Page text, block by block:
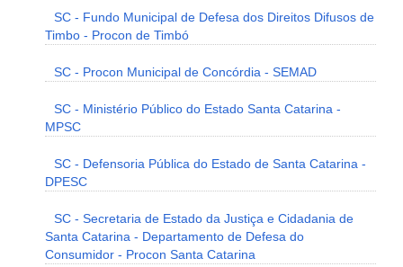
SC - Fundo Municipal de Defesa dos Direitos Difusos de
Timbo - Procon de Timbó
SC - Procon Municipal de Concórdia - SEMAD
SC - Ministério Público do Estado Santa Catarina -
MPSC
SC - Defensoria Pública do Estado de Santa Catarina -
DPESC
SC - Secretaria de Estado da Justiça e Cidadania de
Santa Catarina - Departamento de Defesa do
Consumidor - Procon Santa Catarina